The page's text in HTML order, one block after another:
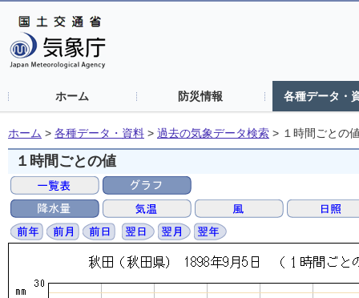
ホーム 防災情報 各種データ・
ホーム > 各種データ・資料 > 過去の気象データ検索 > １時間ごとの
１時間ごとの値